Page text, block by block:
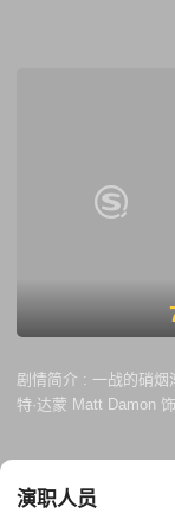
剧情简介 : 一战的硝烟
特·达蒙 Matt Damon
纳。兰努夫曾是镇上
夫球场，曾经轰动一时
演职人员